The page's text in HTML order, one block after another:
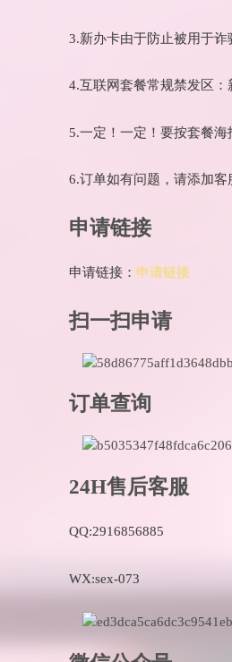
3.新办卡由于防止被用于诈
4.互联网套餐常规禁发区
5.一定！一定！要按套餐
6.订单如有问题，请添加客
申请链接
申请链接： 申请链接
扫一扫申请
订单查询
24H售后客服
QQ:2916856885
WX:sex-073